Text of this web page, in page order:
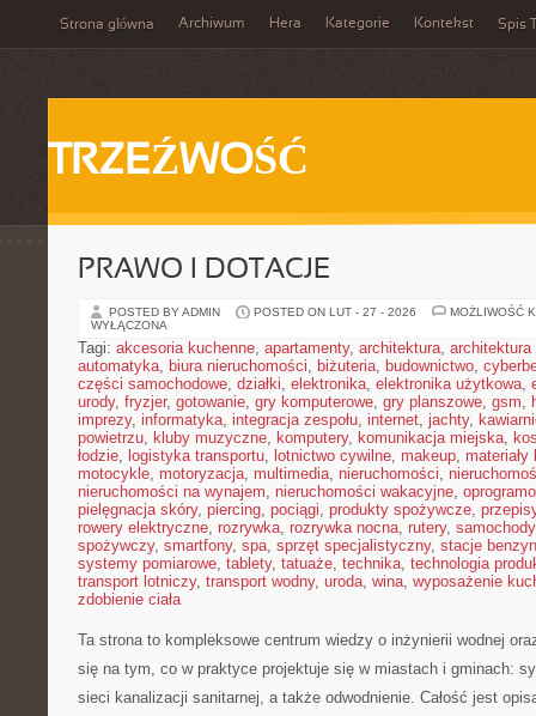
Strona główna Archiwum Hera Kategorie Kontekst Spis
TRZEŹWOŚĆ
PRAWO I DOTACJE
POSTED BY ADMIN POSTED ON LUT - 27 - 2026
MOŻLIWOŚĆ
WYŁĄCZONA
Tagi: akcesoria kuchenne, apartamenty, architektura, architektura
automatyka, biura nieruchomości, biżuteria, budownictwo,
części samochodowe, działki, elektronika, elektronika użytkowa,
urody, fryzjer, gotowanie, gry komputerowe, gry planszowe, gsm,
imprezy, informatyka, integracja zespołu, internet, jachty,
powietrzu, kluby muzyczne, komputery, komunikacja miejska,
łodzie, logistyka transportu, lotnictwo cywilne, makeup, materiały
motocykle, motoryzacja, multimedia, nieruchomości,
nieruchomości na wynajem, nieruchomości wakacyjne,
pielęgnacja skóry, piercing, pociągi, produkty spożywcze,
rowery elektryczne, rozrywka, rozrywka nocna, rutery, samochody
spożywczy, smartfony, spa, sprzęt specjalistyczny, stacje
systemy pomiarowe, tablety, tatuaże, technika, technologia
transport lotniczy, transport wodny, uroda, wina, wyposażenie
zdobienie ciała
Ta strona to kompleksowe centrum wiedzy o inżynierii wodnej
się na tym, co w praktyce projektuje się w miastach i gminach:
sieci kanalizacji sanitarnej, a także odwodnienie. Całość jest